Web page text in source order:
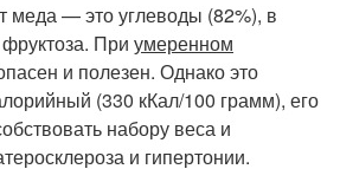
меда — это углеводы (82%), в
При умеренном
и полезен. Однако это
(330 кКал/100 грамм), его
набору веса и
и гипертонии.